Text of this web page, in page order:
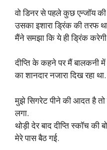
वो डिनर से पहले कुछ एन्जॉय
उसका इशारा ड्रिंक की तरफ
मैंने समझा कि ये ही ड्रिंक करेगी
दीप्ति के कहने पर मैं बालकनी
का शानदार नजारा दिख रहा था.
मुझे सिगरेट पीने की आदत है
लगा.
थोड़ी देर बाद दीप्ति स्कॉच
मेरे पास बैठ गई.